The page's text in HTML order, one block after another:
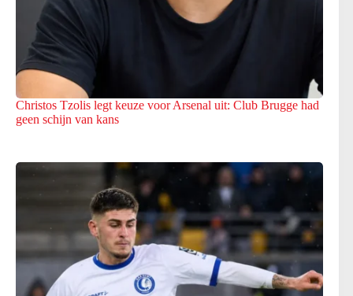
Christos Tzolis legt keuze voor Arsenal uit: Club Brugge had
geen schijn van kans